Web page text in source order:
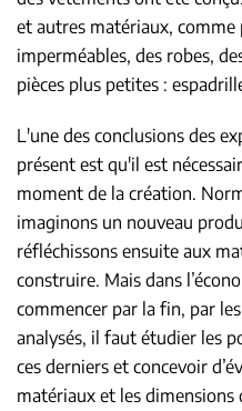
et autres matériaux, comme
imperméables, des robes,
pièces plus petites :
L'une des conclusions des
présent est qu'il est
moment de la création.
imaginons un nouveau
réfléchissons ensuite aux
construire. Mais dans
commencer par la fin, par
analysés, il faut étudier les
ces derniers et concevoir
matériaux et les dimensions